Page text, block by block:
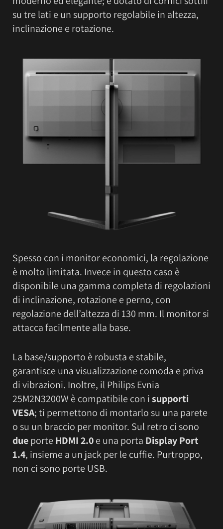
su tre lati e un supporto regolabile in altezza,
inclinazione e rotazione.
Spesso con i monitor economici, la regolazione
è molto limitata. Invece in questo caso è
disponibile una gamma completa di regolazioni
di inclinazione, rotazione e perno, con
regolazione dell’altezza di 130 mm. Il monitor si
attacca facilmente alla base.
La base/supporto è robusta e stabile,
garantisce una visualizzazione comoda e priva
di vibrazioni. Inoltre, il Philips Evnia
25M2N3200W è compatibile con isupporti
VESA; ti permettono di montarlo su una parete
o su un braccio per monitor. Sul retro ci sono
dueporte HDMI 2.0e una porta Display Port
1.4, insieme a un jack per le cuffie. Purtroppo,
non ci sono porte USB.